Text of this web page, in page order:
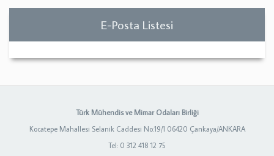
E-Posta Listesi
Türk Mühendis ve Mimar Odaları Birliği
Kocatepe Mahallesi Selanik Caddesi No:19/1 06420 Çankaya/ANKARA
Tel: 0 312 418 12 75